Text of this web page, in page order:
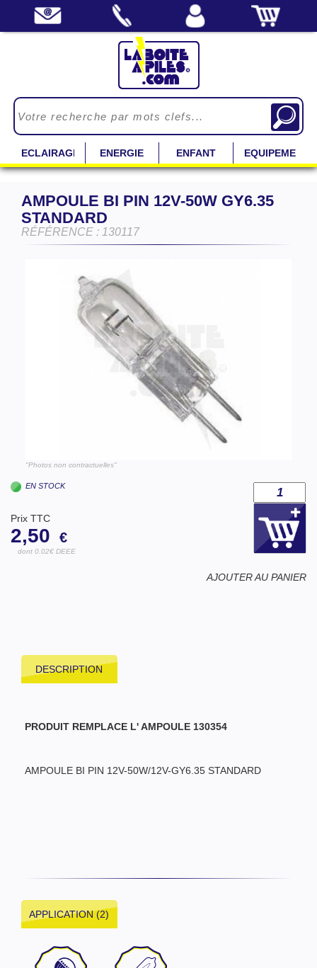
ECLAIRAGE ENERGIE ENFANT EQUIPEMENT
AMPOULE BI PIN 12V-50W GY6.35
STANDARD
RÉFÉRENCE : 130117
"Photos non contractuelles"
EN STOCK
Prix TTC
2,50 €
dont 0.02€ DEEE
AJOUTER AU PANIER
DESCRIPTION
PRODUIT REMPLACE L' AMPOULE 130354
AMPOULE BI PIN 12V-50W/12V-GY6.35 STANDARD
APPLICATION (2)